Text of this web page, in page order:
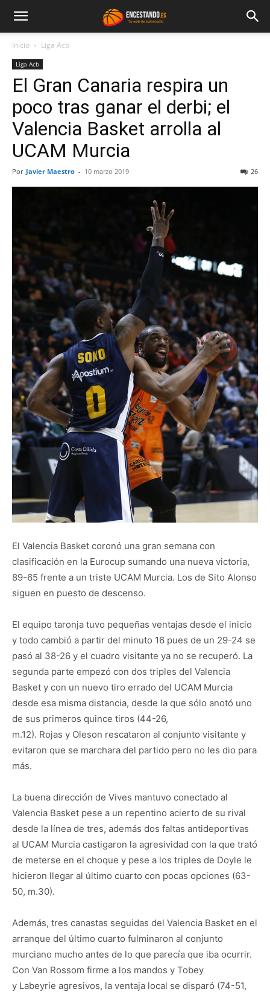
Inicio Liga Acb
Liga Acb
El Gran Canaria respira un
poco tras ganar el derbi; el
Valencia Basket arrolla al
UCAM Murcia
Por Javier Maestro - 10 marzo 2019 26
El Valencia Basket coronó una gran semana con
clasificación en la Eurocup sumando una nueva victoria,
89-65 frente a un triste UCAM Murcia. Los de Sito Alonso
siguen en puesto de descenso.
El equipo taronja tuvo pequeñas ventajas desde el inicio
y todo cambió a partir del minuto 16 pues de un 29-24 se
pasó al 38-26 y el cuadro visitante ya no se recuperó. La
segunda parte empezó con dos triples del Valencia
Basket y con un nuevo tiro errado del UCAM Murcia
desde esa misma distancia, desde la que sólo anotó uno
de sus primeros quince tiros (44-26,
m.12). Rojas y Oleson rescataron al conjunto visitante y
evitaron que se marchara del partido pero no les dio para
más.
La buena dirección de Vives mantuvo conectado al
Valencia Basket pese a un repentino acierto de su rival
desde la línea de tres, además dos faltas antideportivas
al UCAM Murcia castigaron la agresividad con la que trató
de meterse en el choque y pese a los triples de Doyle le
hicieron llegar al último cuarto con pocas opciones (63-
50, m.30).
Además, tres canastas seguidas del Valencia Basket en el
arranque del último cuarto fulminaron al conjunto
murciano mucho antes de lo que parecía que iba ocurrir.
Con Van Rossom firme a los mandos y Tobey
y Labeyrie agresivos, la ventaja local se disparó (74-51,